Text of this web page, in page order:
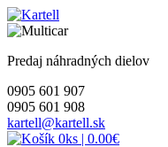
Skip
to
Predaj náhradných dielov
0905 601 907
0905 601 908
kartell@kartell.sk
0ks | 0.00€